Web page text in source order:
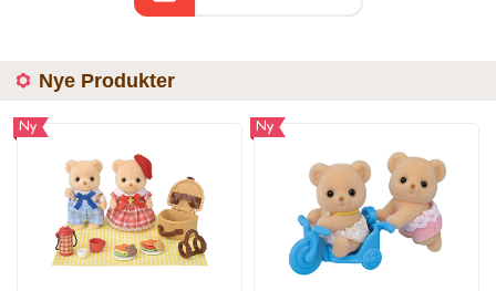
Nye Produkter
Ny Ny